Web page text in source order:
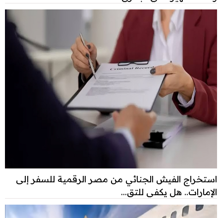
استخراج الفيش الجنائي من مصر الرقمية للسفر إلى
الإمارات.. هل يكفي للتق...